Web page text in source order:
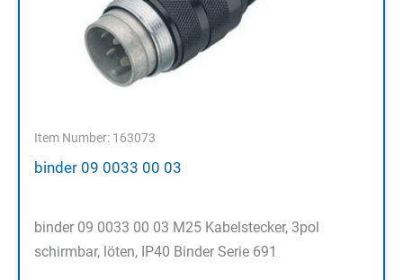
Item Number: 163073
binder 09 0033 00 03
binder 09 0033 00 03 M25 Kabelstecker, 3pol
schirmbar, löten, IP40 Binder Serie 691